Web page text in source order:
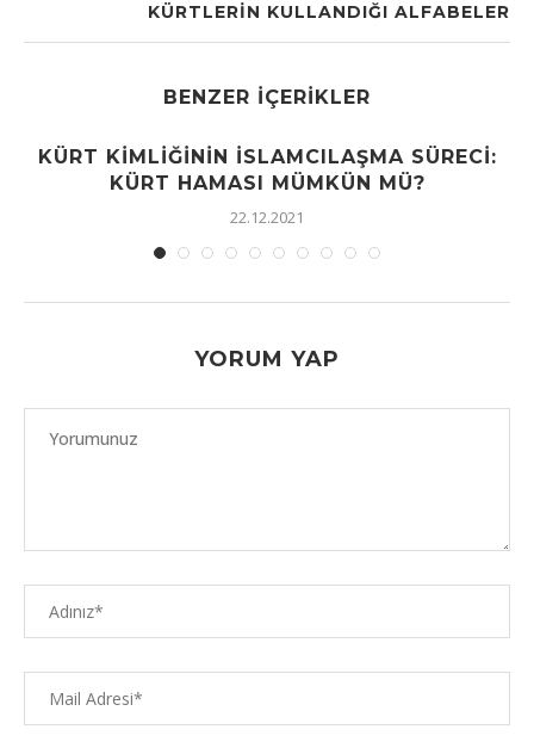
KÜRTLERIN KULLANDIĞI ALFABELER
BENZER İÇERIKLER
KÜRT KIMLIĞININ İSLAMCILAŞMA SÜRECI:
KÜRT HAMASI MÜMKÜN MÜ?
22.12.2021
YORUM YAP